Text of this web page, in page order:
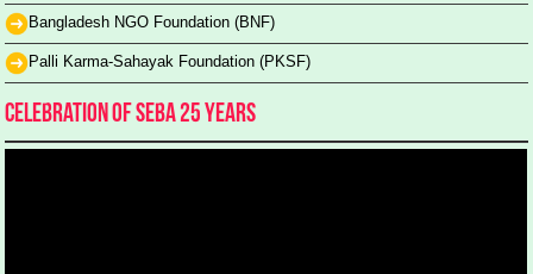
Bangladesh NGO Foundation (BNF)
Palli Karma-Sahayak Foundation (PKSF)
Celebration of SEBA 25 Years